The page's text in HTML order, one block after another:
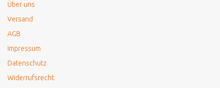
Über uns
Versand
AGB
Impressum
Datenschutz
Widerrufsrecht